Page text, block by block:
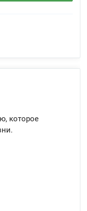
которое